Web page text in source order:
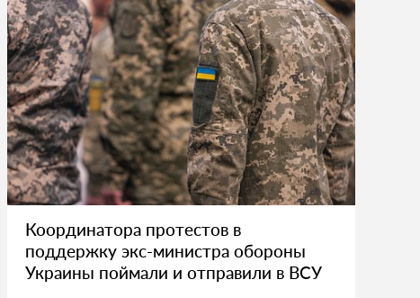
Координатора протестов в
поддержку экс-министра обороны
Украины поймали и отправили в ВСУ